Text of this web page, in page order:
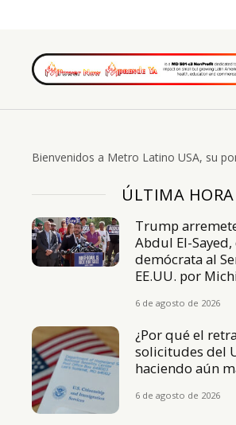
Bienvenidos a Metro Latino USA, su
ÚLTIMA HORA
Trump
Abdul El-
demócrata al
EE.UU. por
6 de agosto de 2026
¿Por qué el
solicitudes del
haciendo aún
6 de agosto de 2026